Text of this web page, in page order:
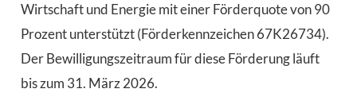
Wirtschaft und Energie mit einer Förderquote von 90
Prozent unterstützt (Förderkennzeichen 67K26734).
Der Bewilligungszeitraum für diese Förderung läuft
bis zum 31. März 2026.